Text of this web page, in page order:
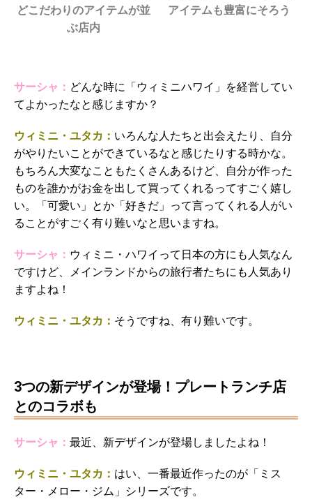
どこだわりのアイテムが並
ぶ店内
アイテムも豊富にそろう
サーシャ： どんな時に「ウィミニハワイ」を経営してい
てよかったなと感じますか？
ウィミニ・ユタカ： いろんな人たちと出会えたり、自分
がやりたいことができているなと感じたりする時かな。
もちろん大変なこともたくさんあるけど、自分が作った
ものを誰かがお金を出して買ってくれるってすごく嬉し
い。「可愛い」とか「好きだ」って言ってくれる人がい
ることがすごく有り難いなと思いますね。
サーシャ： ウィミニ・ハワイって日本の方にも人気なん
ですけど、メインランドからの旅行者たちにも人気あり
ますよね！
ウィミニ・ユタカ： そうですね、有り難いです。
3つの新デザインが登場！プレートランチ店
とのコラボも
サーシャ： 最近、新デザインが登場しましたよね！
ウィミニ・ユタカ： はい、一番最近作ったのが「ミス
ター・メロー・ジム」シリーズです。